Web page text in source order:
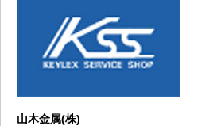
山木金属(株)